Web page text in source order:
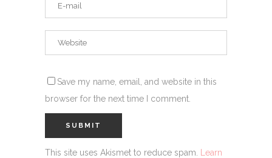
Save my name, email, and website in this
browser for the next time I comment.
This site uses Akismet to reduce spam.
Learn